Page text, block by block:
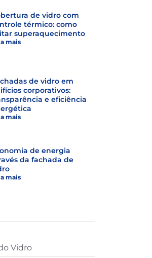
de vidro com
térmico: como
superaquecimento
mais
de vidro em
corporativos:
e eficiência
mais
de energia
da fachada de
mais
Vidro